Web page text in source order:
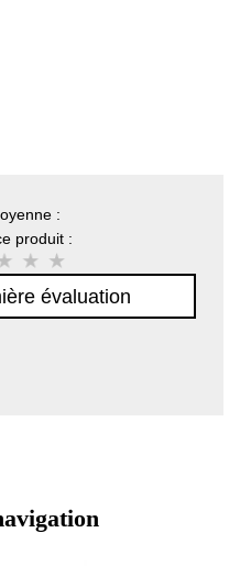
:
produit :
évaluation